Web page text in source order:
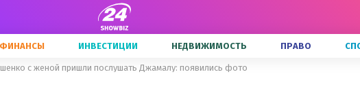
ФИНАНСЫ ИНВЕСТИЦИИ НЕДВИЖИМОСТЬ ПРАВО
с женой пришли послушать Джамалу: появились фото